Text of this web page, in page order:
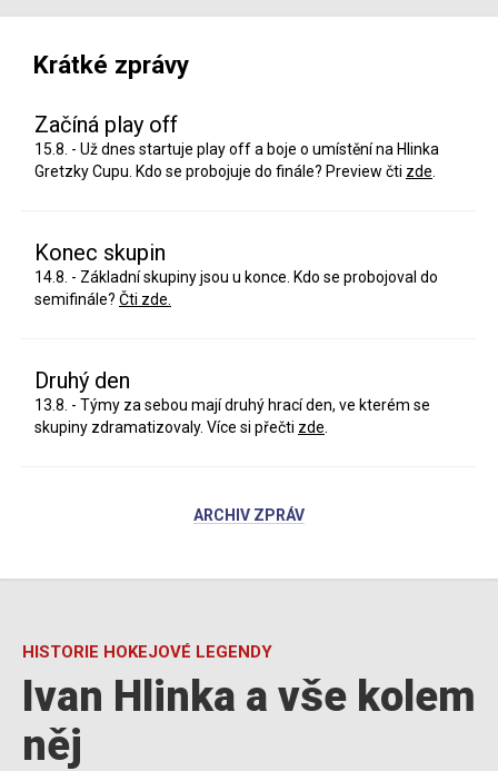
Krátké zprávy
Začíná play off
15.8. - Už dnes startuje play off a boje o umístění na Hlinka
Gretzky Cupu. Kdo se probojuje do finále? Preview čti zde
Konec skupin
14.8. - Základní skupiny jsou u konce. Kdo se probojoval do
semifinále? Čti zde.
Druhý den
13.8. - Týmy za sebou mají druhý hrací den, ve kterém se
skupiny zdramatizovaly. Více si přečti zde
ARCHIV ZPRÁV
HISTORIE HOKEJOVÉ LEGENDY
Ivan Hlinka a vše kolem
něj